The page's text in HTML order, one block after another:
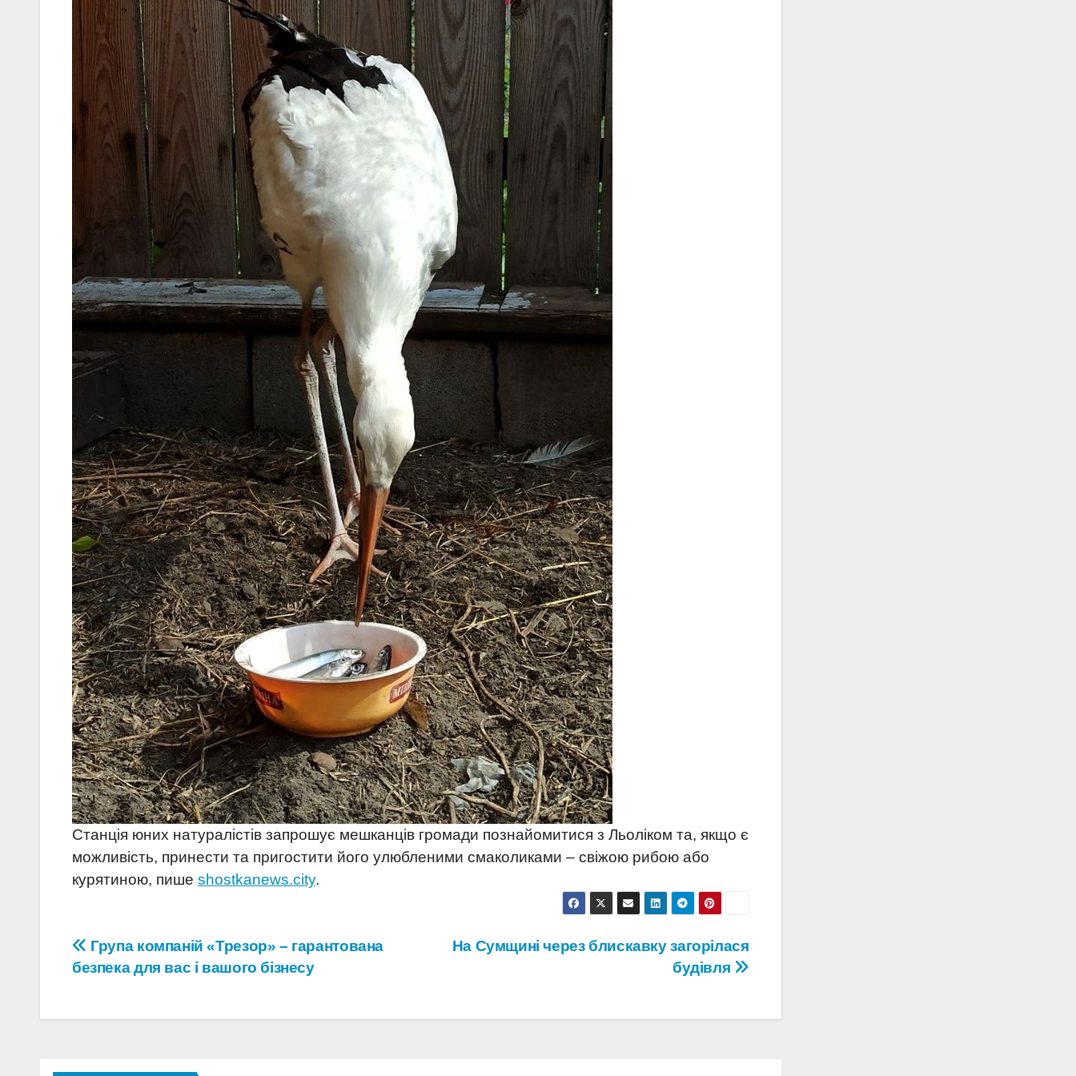
Станція юних натуралістів запрошує мешканців громади познайомитися з Льоліком та, якщо є
можливість, принести та пригостити його улюбленими смаколиками – свіжою рибою або
курятиною, пише shostkanews.city.
Навігація
записів
На Сумщині через блискавку загорілася
будівля
Група компаній «Трезор» – гарантована
безпека для вас і вашого бізнесу